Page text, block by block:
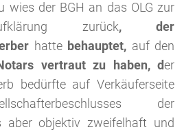
wies der BGH an das OLG zur
zurück, der
hatte behauptet, auf den
vertraut zu haben, der
bedürfte auf Verkäuferseite
der
aber objektiv zweifelhaft und